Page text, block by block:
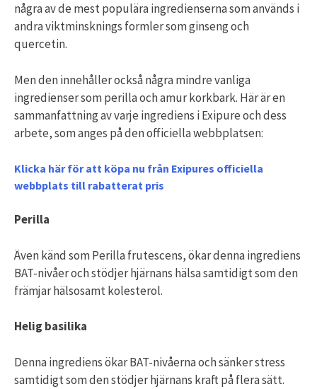
några av de mest populära ingredienserna som används i
andra viktminsknings formler som ginseng och
quercetin.
Men den innehåller också några mindre vanliga
ingredienser som perilla och amur korkbark. Här är en
sammanfattning av varje ingrediens i Exipure och dess
arbete, som anges på den officiella webbplatsen:
Klicka här för att köpa nu från Exipures officiella
webbplats till rabatterat pris
Perilla
Även känd som Perilla frutescens, ökar denna ingrediens
BAT-nivåer och stödjer hjärnans hälsa samtidigt som den
främjar hälsosamt kolesterol.
Helig basilika
Denna ingrediens ökar BAT-nivåerna och sänker stress
samtidigt som den stödjer hjärnans kraft på flera sätt.